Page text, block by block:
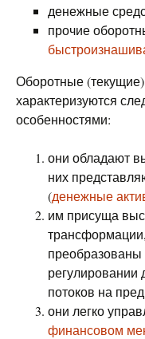
денежные
прочие
Оборотные
характеризуются
особенностями:
они обладают
них
(денежные
им присуща
преобразованы
потоков на
они легко
финансовом